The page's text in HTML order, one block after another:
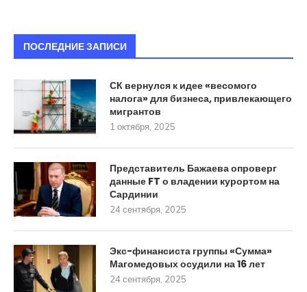
ПОСЛЕДНИЕ ЗАПИСИ
СК вернулся к идее «весомого
налога» для бизнеса, привлекающего
мигрантов
1 октября, 2025
Представитель Бажаева опроверг
данные FT о владении курортом на
Сардинии
24 сентября, 2025
Экс-финансиста группы «Сумма»
Магомедовых осудили на 16 лет
24 сентября, 2025